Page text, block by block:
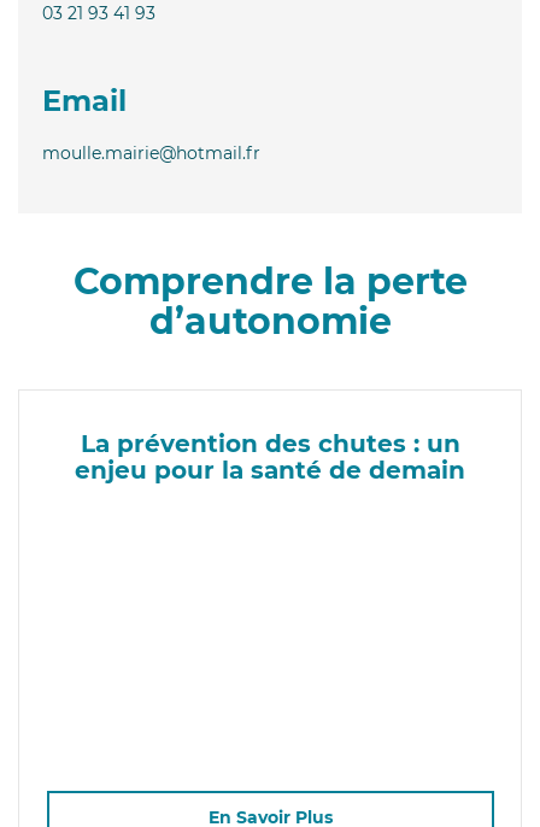
03 21 93 41 93
Email
moulle.mairie@hotmail.fr
Comprendre la perte
d’autonomie
La prévention des chutes : un
enjeu pour la santé de demain
En Savoir Plus